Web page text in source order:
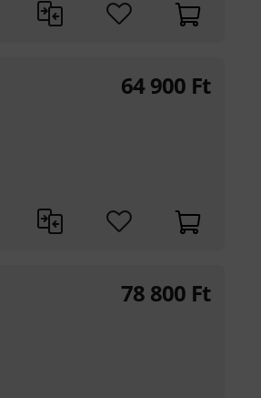
64 900 Ft
78 800 Ft